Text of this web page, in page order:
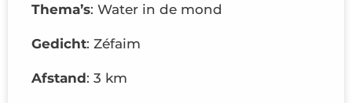
Thema’s: Water in de mond
Gedicht: Zéfaim
Afstand: 3 km